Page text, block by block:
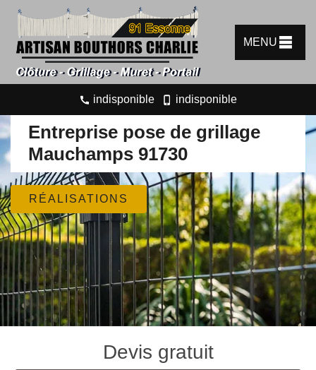
MENU
indisponible indisponible
Entreprise pose de grillage
Mauchamps 91730
RÉALISATIONS
Devis gratuit